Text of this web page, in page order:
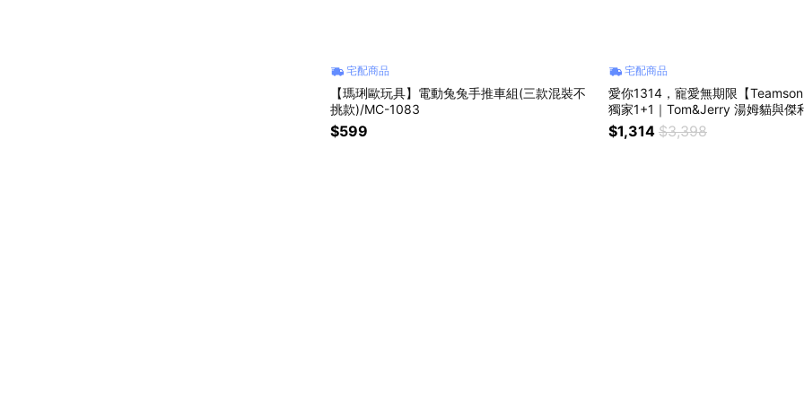
宅配商品
【瑪琍歐玩具】電動兔兔手推車組(三款混裝不
挑款)/MC-1083
$599
宅配商品
愛你1314，寵愛無期限【
獨家1+1｜Tom&Jerry 湯姆貓與傑
廚房 + 華納Looney Tunes造型小火
一生一世禮
$1,314 $3,398